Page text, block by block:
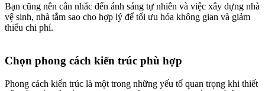
Bạn cũng nên cân nhắc đến ánh sáng tự nhiên và việc xây dựng nhà
vệ sinh, nhà tắm sao cho hợp lý để tối ưu hóa không gian và giảm
thiểu chi phí.
Chọn phong cách kiến trúc phù hợp​
Phong cách kiến trúc là một trong những yếu tố quan trọng khi thiết